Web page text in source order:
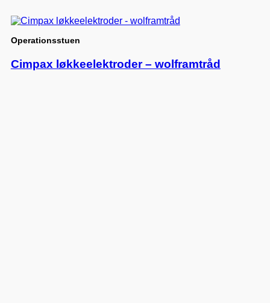
Operationsstuen
Cimpax løkkeelektroder – wolframtråd